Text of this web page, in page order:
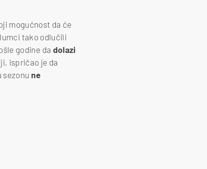
mogućnost da će
tako odlučili
godine da dolazi
ispričao je da
sezonu ne